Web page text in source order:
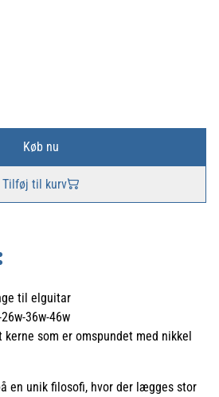
Køb nu
Tilføj til kurv
til elguitar
36w-46w
kerne som er omspundet med nikkel
en unik filosofi, hvor der lægges stor